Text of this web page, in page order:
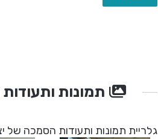
תמונות
גלריית תמונות ותעודות הסמכה של